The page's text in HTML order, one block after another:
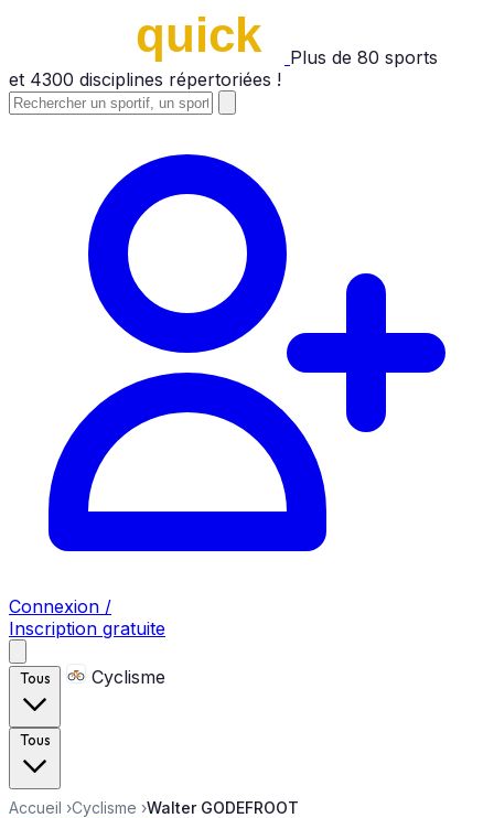
Plus de 80 sports
et 4300 disciplines répertoriées !
Connexion /
Inscription gratuite
Tous Cyclisme
Tous
Accueil ›Cyclisme ›Walter GODEFROOT